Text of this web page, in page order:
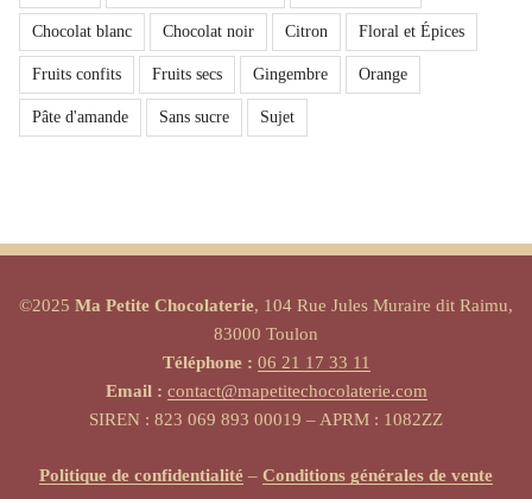
Chocolat blanc Chocolat noir Citron Floral et Épices
Fruits confits Fruits secs Gingembre Orange
Pâte d'amande Sans sucre Sujet
©2025 Ma Petite Chocolaterie, 104 Rue Jules Muraire dit Raimu,
83000 Toulon
Téléphone : 06 21 17 33 11
Email : contact@mapetitechocolaterie.com
SIREN : 823 069 893 00019 – APRM : 1082ZZ
Politique de confidentialité – Conditions générales de vente